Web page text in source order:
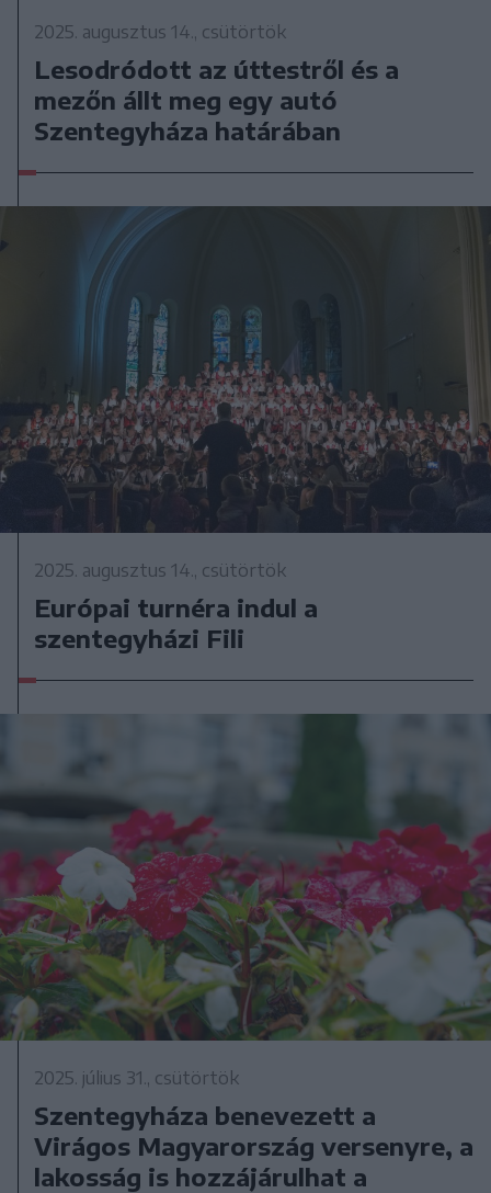
2025. augusztus 14., csütörtök
Lesodródott az úttestről és a
mezőn állt meg egy autó
Szentegyháza határában
2025. augusztus 14., csütörtök
Európai turnéra indul a
szentegyházi Fili
2025. július 31., csütörtök
Szentegyháza benevezett a
Virágos Magyarország versenyre, a
lakosság is hozzájárulhat a